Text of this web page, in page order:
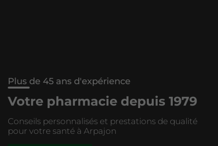
Plus de 45 ans d'expérience
Votre pharmacie depuis 1979
Conseils personnalisés et prestations de qualité
pour votre santé à Arpajon